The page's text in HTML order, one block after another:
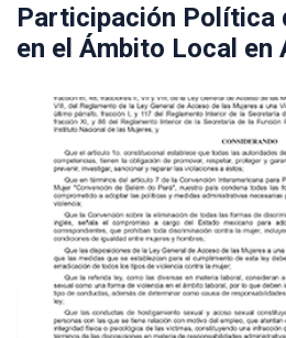
Participación Política
en el Ámbito Local en